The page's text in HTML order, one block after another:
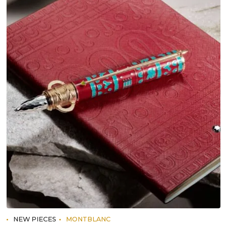
NEW PIECES MONTBLANC